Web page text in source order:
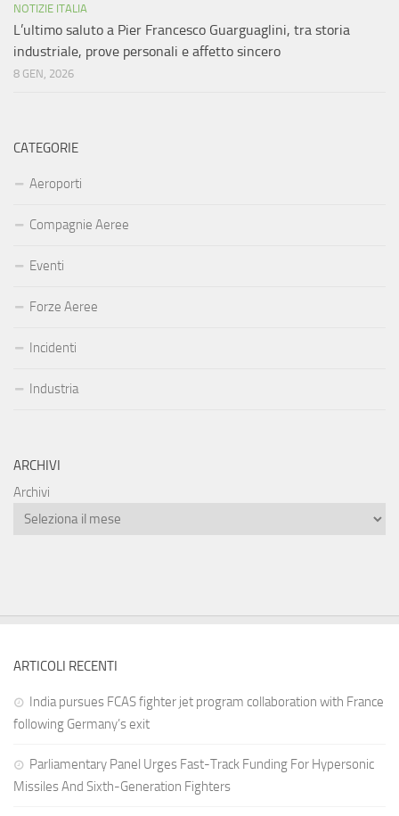
NOTIZIE ITALIA
L’ultimo saluto a Pier Francesco Guarguaglini, tra storia
industriale, prove personali e affetto sincero
8 GEN, 2026
CATEGORIE
Aeroporti
Compagnie Aeree
Eventi
Forze Aeree
Incidenti
Industria
ARCHIVI
Archivi
ARTICOLI RECENTI
India pursues FCAS fighter jet program collaboration with France
following Germany’s exit
Parliamentary Panel Urges Fast-Track Funding For Hypersonic
Missiles And Sixth-Generation Fighters